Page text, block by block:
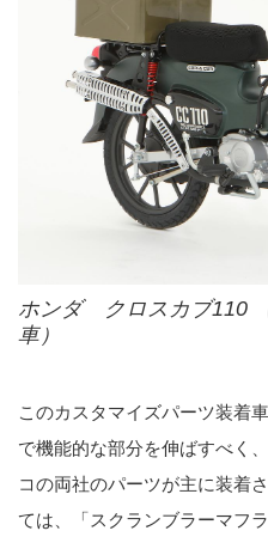
ホンダ クロスカブ110
車）
このカスタマイズパーツ装着
で機能的な部分を伸ばすべく
コの両社のパーツが主に装着
ては、「スクランブラーマフ